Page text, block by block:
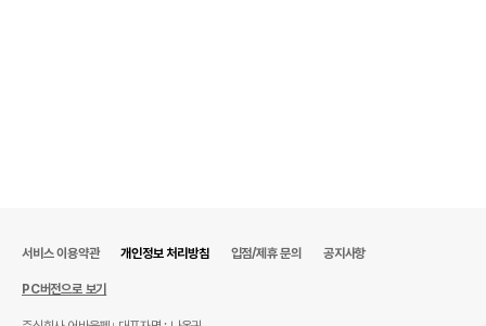
법에 의한 인증,허가 등을
경우 그에 대한 사항
서비스 이용약관 개인정보 처리방침 입점/제휴 문의 공지사항
PC버전으로 보기